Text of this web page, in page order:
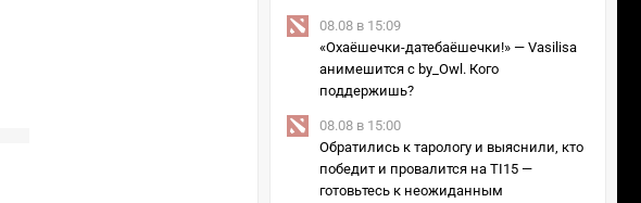
08.08 в 15:09
«Охаёшечки-датебаёшечки!» — Vasilisa
анимешится с by_Owl. Кого
поддержишь?
08.08 в 15:00
Обратились к тарологу и выяснили, кто
победит и провалится на TI15 —
готовьтесь к неожиданным